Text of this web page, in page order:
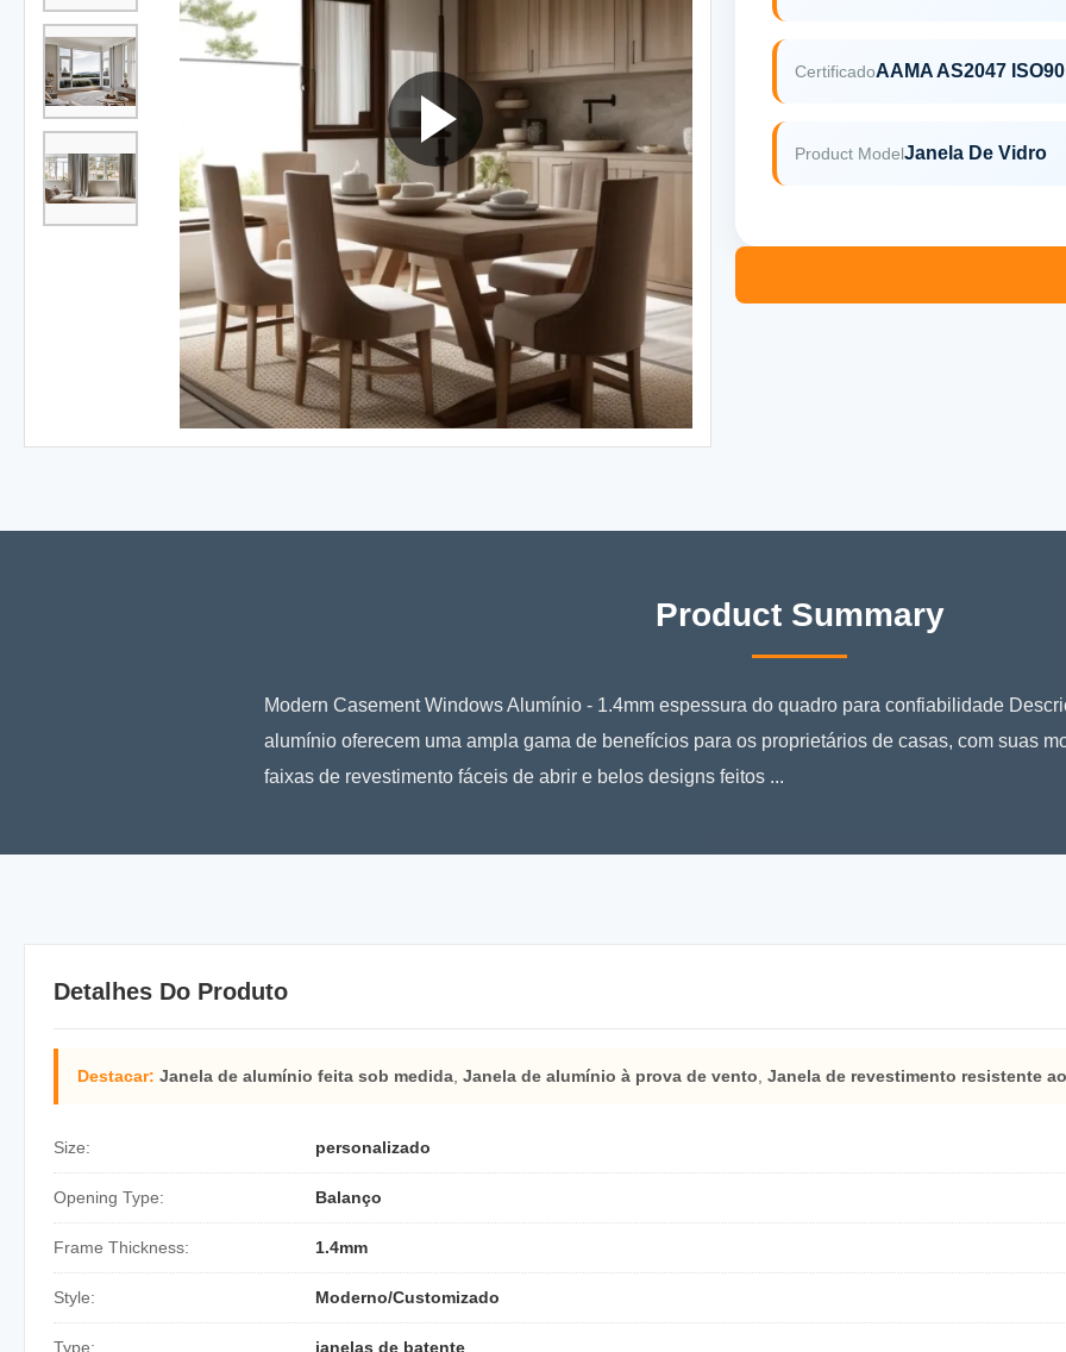
Certificado
Product ModelJanela De Vidro
Product Summary
Modern Casement Windows Alumínio - 1.4mm espessura do quadro para confiabilidade
alumínio oferecem uma ampla gama de benefícios para os proprietários de casas, com suas
faixas de revestimento fáceis de abrir e belos designs feitos ...
Detalhes Do Produto
Destacar: Janela de alumínio feita sob medida Janela de alumínio à prova de vento Janela de revestimento resistente
Size: personalizado
Opening Type: Balanço
Frame Thickness: 1.4mm
Style: Moderno/Customizado
Type: janelas de batente